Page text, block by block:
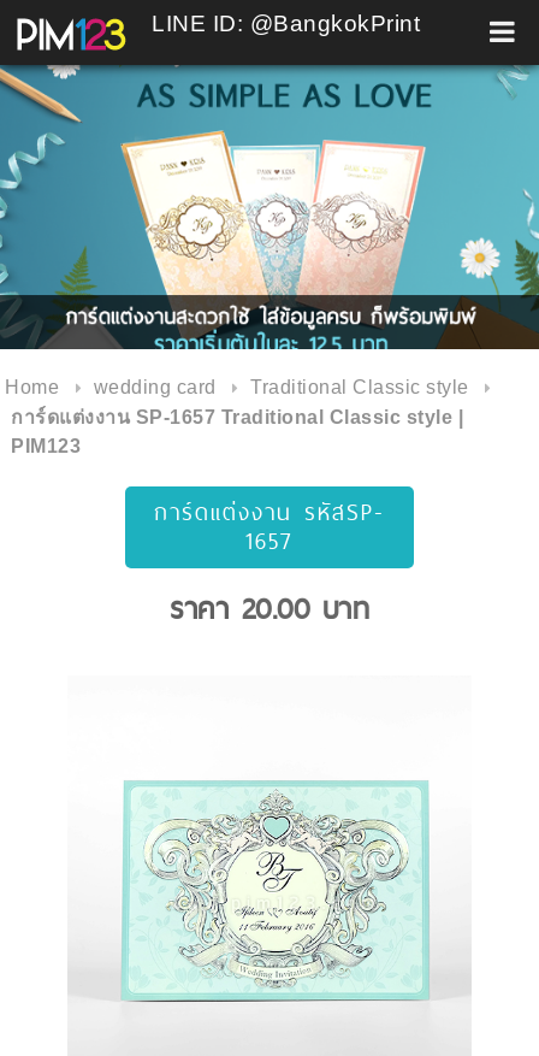
Skip
to
content
LINE ID: @BangkokPrint
Home wedding card
Traditional Classic style
การ์ดแต่งงาน SP-1657 Traditional Classic style |
PIM123
การ์ดแต่งงาน รหัสSP-
1657
ราคา 20.00 บาท